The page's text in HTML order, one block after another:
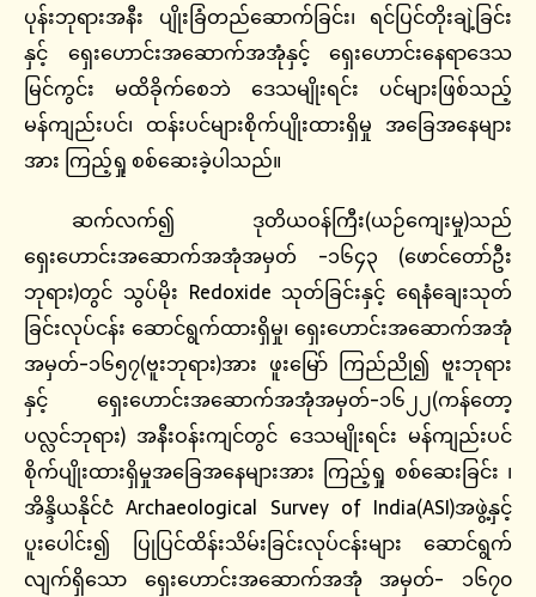
ပုန်းဘုရားအနီး ပျိုးခြံတည်ဆောက်ခြင်း၊ ရင်ပြင်တိုးချဲ့ခြင်း
နှင့် ရှေးဟောင်းအဆောက်အအုံနှင့် ရှေးဟောင်းနေရာဒေသ
မြင်ကွင်း မထိခိုက်စေဘဲ ဒေသမျိုးရင်း ပင်များဖြစ်သည့်
မန်ကျည်းပင်၊ ထန်းပင်များစိုက်ပျိုးထားရှိမှု အခြေအနေများ
အား ကြည့်ရှု စစ်ဆေးခဲ့ပါသည်။
ဆက်လက်၍ ဒုတိယဝန်ကြီး(ယဉ်ကျေးမှု)သည်
ရှေးဟောင်းအဆောက်အအုံအမှတ် -၁၆၄၃ (ဖောင်တော်ဦး
ဘုရား)တွင် သွပ်မိုး Redoxide သုတ်ခြင်းနှင့် ရေနံချေးသုတ်
ခြင်းလုပ်ငန်း ဆောင်ရွက်ထားရှိမှု၊ ရှေးဟောင်းအဆောက်အအုံ
အမှတ်-၁၆၅၇(ဗူးဘုရား)အား ဖူးမြော် ကြည်ညို၍ ဗူးဘုရား
နှင့် ရှေးဟောင်းအဆောက်အအုံအမှတ်-၁၆၂၂(ကန်တော့
ပလ္လင်ဘုရား) အနီးဝန်းကျင်တွင် ဒေသမျိုးရင်း မန်ကျည်းပင်
စိုက်ပျိုးထားရှိမှုအခြေအနေများအား ကြည့်ရှု စစ်ဆေးခြင်း ၊
အိန္ဒိယနိုင်ငံ Archaeological Survey of India(ASI)အဖွဲ့နှင့်
ပူးပေါင်း၍ ပြုပြင်ထိန်းသိမ်းခြင်းလုပ်ငန်းများ ဆောင်ရွက်
လျက်ရှိသော ရှေးဟောင်းအဆောက်အအုံ အမှတ်- ၁၆၇၀